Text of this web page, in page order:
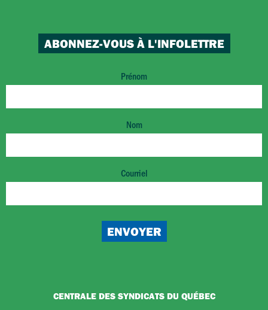
ABONNEZ-VOUS À L'INFOLETTRE
Prénom
Nom
Courriel
CENTRALE DES SYNDICATS DU QUÉBEC